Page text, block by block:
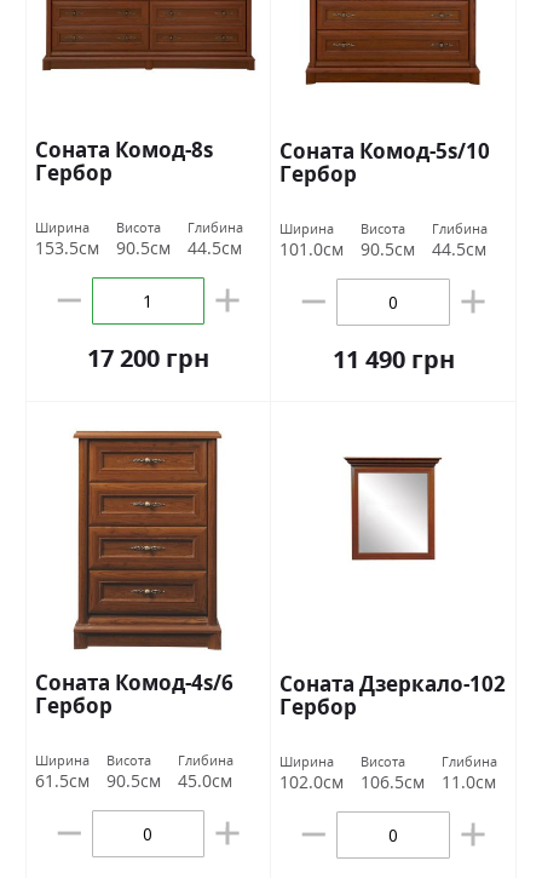
Соната Комод-8s
Гербор
Ширина
153.5см
Висота
90.5см
Глибина
44.5см
17 200 грн
Соната Комод-5s/10
Гербор
Ширина
101.0см
Висота
90.5см
Глибина
44.5см
11 490 грн
Соната Комод-4s/6
Гербор
Ширина
61.5см
Висота
90.5см
Глибина
45.0см
Соната Дзеркало-102
Гербор
Ширина
102.0см
Висота
106.5см
Глибина
11.0см